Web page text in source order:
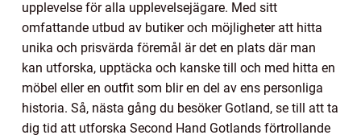
upplevelse för alla upplevelsejägare. Med sitt
omfattande utbud av butiker och möjligheter att hitta
unika och prisvärda föremål är det en plats där man
kan utforska, upptäcka och kanske till och med hitta en
möbel eller en outfit som blir en del av ens personliga
historia. Så, nästa gång du besöker Gotland, se till att ta
dig tid att utforska Second Hand Gotlands förtrollande